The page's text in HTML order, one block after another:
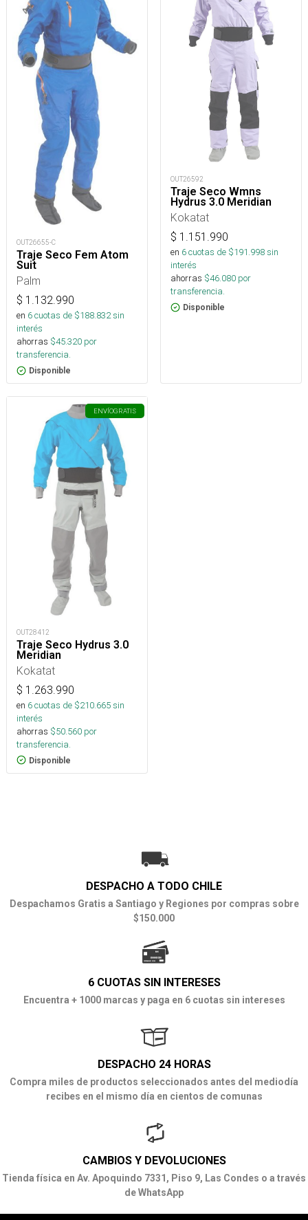
OUT26655-C
Traje Seco Fem Atom
Suit
Palm
$ 1.132.990
en 6cuotas de $188.832sin
interés
ahorras $45.320 por
transferencia.
Disponible
OUT26592
Traje Seco Wmns
Hydrus 3.0 Meridian
Kokatat
$ 1.151.990
en 6cuotas de $191.998sin
interés
ahorras $46.080 por
transferencia.
Disponible
ENVÍOGRATIS
OUT28412
Traje Seco Hydrus 3.0
Meridian
Kokatat
$ 1.263.990
en 6cuotas de $210.665sin
interés
ahorras $50.560 por
transferencia.
Disponible
DESPACHO A TODO CHILE
Despachamos Gratis a Santiago y Regiones por compras sobre
$150.000
6 CUOTAS SIN INTERESES
Encuentra + 1000 marcas y paga en 6 cuotas sin intereses
DESPACHO 24 HORAS
Compra miles de productos seleccionados antes del mediodía
recibes en el mismo día en cientos de comunas
CAMBIOS Y DEVOLUCIONES
Tienda física en Av. Apoquindo 7331, Piso 9, Las Condes o a través
de WhatsApp